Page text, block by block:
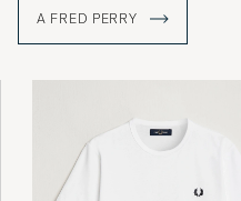
A FRED PERRY